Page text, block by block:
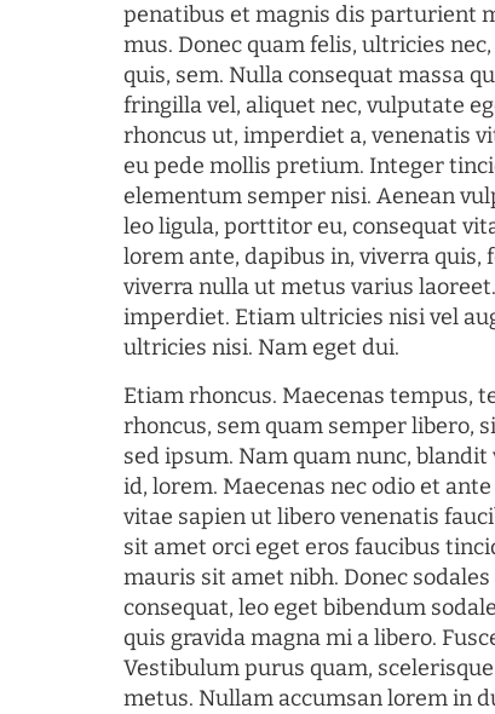
penatibus et magnis dis parturient
mus. Donec quam felis, ultricies
quis, sem. Nulla consequat massa
fringilla vel, aliquet nec, vulputate
rhoncus ut, imperdiet a, venenatis
eu pede mollis pretium. Integer
elementum semper nisi. Aenean
leo ligula, porttitor eu, consequat
lorem ante, dapibus in, viverra quis,
viverra nulla ut metus varius
imperdiet. Etiam ultricies nisi vel
ultricies nisi. Nam eget dui.
Etiam rhoncus. Maecenas tempus,
rhoncus, sem quam semper libero,
sed ipsum. Nam quam nunc,
id, lorem. Maecenas nec odio et
vitae sapien ut libero venenatis
sit amet orci eget eros faucibus
mauris sit amet nibh. Donec
consequat, leo eget bibendum
quis gravida magna mi a libero.
Vestibulum purus quam,
metus. Nullam accumsan lorem in